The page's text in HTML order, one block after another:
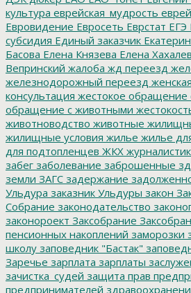
культура еврейская_мудрость
Евровидение Евросеть Еврстат ЕГЭ
субсидия Единый заказчик
Басова Елена Князева Елена
Вепринский жалоба жд переезд
железнодорожный переезд
консультация жестокое обращение
обращение с животными
животноводство животные
жилищные условия жилье жилье
для подтопленцев ЖКХ
забег заболевание заброшенные
земли ЗАГС задержание
Ульдура заказник Ульдуры закон
Собрание законодательство
законороект Заксобрание
пенсионных накоплений заморозки
школу заповедник "Бастак"
Заречье зарплата зарплаты
зачистка_судей защита прав
предпринимателей